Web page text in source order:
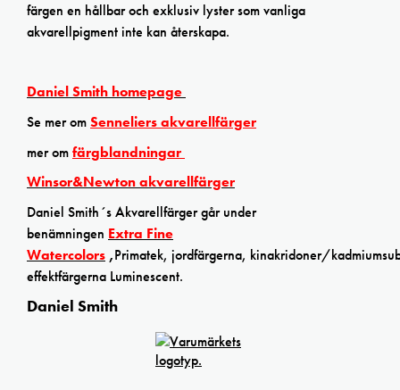
färgen en hållbar och exklusiv lyster som vanliga
akvarellpigment inte kan återskapa.
Daniel Smith homepage
Se mer omSenneliers akvarellfärger
mer omfärgblandningar
Winsor&Newton akvarellfärger
Daniel Smith´s Akvarellfärger går under
benämningen Extra Fine
Watercolors ,Primatek, jordfärgerna, kinakridoner/
effektfärgerna Luminescent.
Daniel Smith